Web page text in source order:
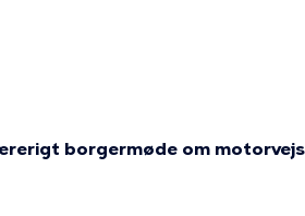
borgermøde om